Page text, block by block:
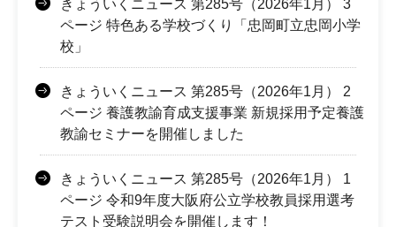
きょういくニュース 第285号（2026年1月） 3
ページ 特色ある学校づくり「忠岡町立忠岡小学
校」
きょういくニュース 第285号（2026年1月） 2
ページ 養護教諭育成支援事業 新規採用予定養護
教諭セミナーを開催しました
きょういくニュース 第285号（2026年1月） 1
ページ 令和9年度大阪府公立学校教員採用選考
テスト受験説明会を開催します！